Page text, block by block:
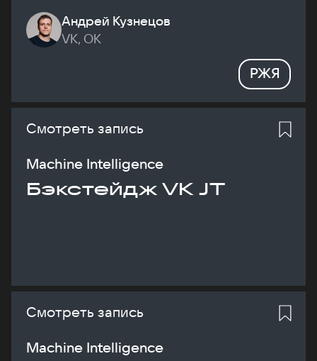
Андрей Кузнецов
VK, ОК
РЖЯ
Смотреть запись
Machine Intelligence
Бэкстейдж VK JT
Смотреть запись
Machine Intelligence